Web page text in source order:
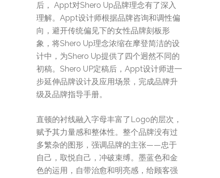
后， Appt对Shero Up品牌理念有了深入
理解。Appt设计师根据品牌咨询和调性偏
向，避开传统偏见下的女性品牌刻板形
象，将Shero Up理念浓缩在摩登简洁的设
计中，为Shero Up提供了四个迥然不同的
初稿。Shero UP定稿后，Appt设计师进一
步延伸品牌设计及应用场景，完成品牌升
级及品牌指导手册。
直顿的衬线融入字母丰富了Logo的层次，
赋予其力量感和整体性。整个品牌没有过
多繁杂的图形，强调品牌的主张——忠于
自己，取悦自己，冲破束缚。墨蓝色和金
色的运用，自带治愈和明亮感，给顾客强